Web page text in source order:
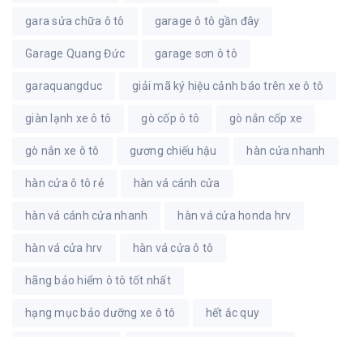
gara sửa chữa ô tô garage ô tô gần đây
Garage Quang Đức garage sơn ô tô
garaquangduc giải mã ký hiệu cảnh báo trên xe ô tô
giàn lạnh xe ô tô gò cốp ô tô gò nắn cốp xe
gò nắn xe ô tô gương chiếu hậu hàn cửa nhanh
hàn cửa ô tô rẻ hàn vá cánh cửa
hàn vá cánh cửa nhanh hàn vá cửa honda hrv
hàn vá cửa hrv hàn vá cửa ô tô
hãng bảo hiểm ô tô tốt nhất
hạng mục bảo dưỡng xe ô tô hết ắc quy